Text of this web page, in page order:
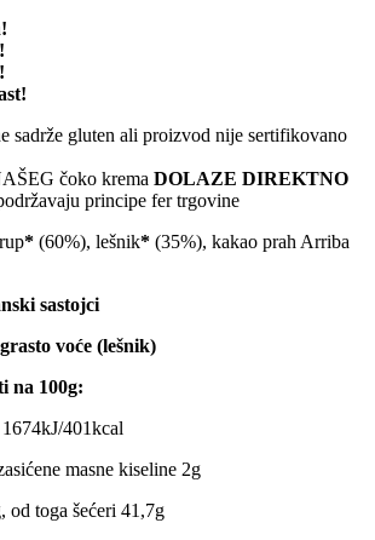
sadrže gluten ali proizvod nije sertifikovano
čoko krema DOLAZE DIREKTNO
principe fer trgovine
* (60%), lešnik* (35%), kakao prah Arriba
sastojci
voće (lešnik)
na 100g:
401kcal
masne kiseline 2g
toga šećeri 41,7g